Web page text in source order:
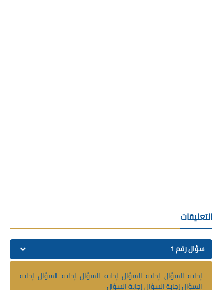
التعليقات
سؤال رقم 1
إجابة السؤال إجابة السؤال إجابة السؤال إجابة السؤال إجابة
السؤال إجابة السؤال إجابة السؤال